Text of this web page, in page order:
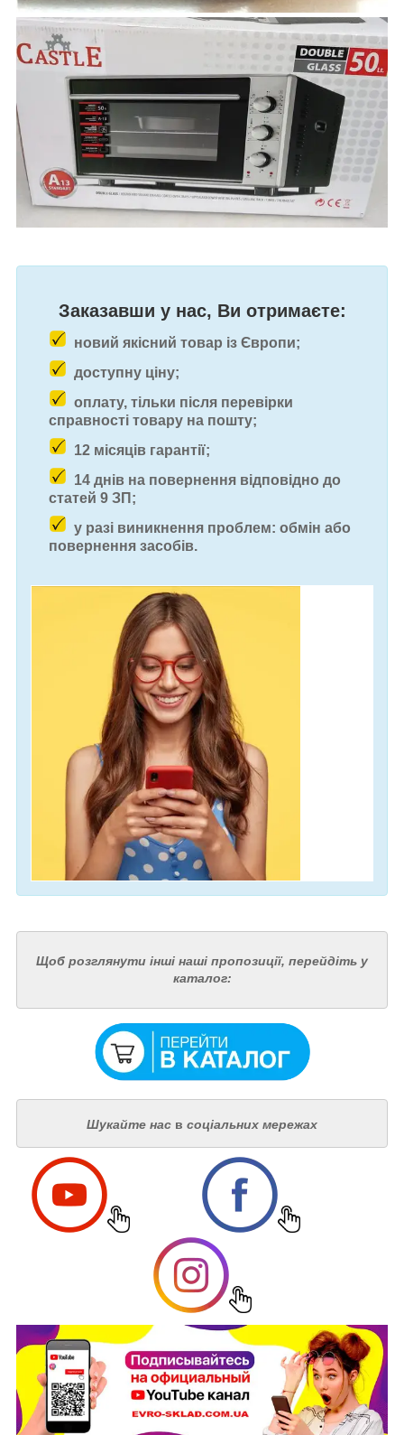
Заказавши у нас, Ви отримаєте:
новий якісний товар із Європи;
доступну ціну;
оплату, тільки після перевірки
справності товару на пошту;
12 місяців гарантії;
14 днів на повернення відповідно до
статей 9 ЗП;
у разі виникнення проблем: обмін або
повернення засобів.
Щоб розглянути інші наші пропозиції, перейдіть у
каталог:
Шукайте нас в соціальних мережах